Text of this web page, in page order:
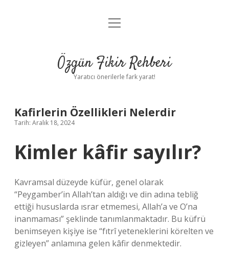
Gizlilik Politikası
Yasal Uyarı
menüyü
Özgün Fikir Rehberi
Yaratıcı önerilerle fark yarat!
Kafirlerin Özellikleri Nelerdir
Tarih: Aralık 18, 2024
Kimler kâfir sayılır?
Kavramsal düzeyde küfür, genel olarak
“Peygamber’in Allah’tan aldığı ve din adına tebliğ
ettiği hususlarda ısrar etmemesi, Allah’a ve O’na
inanmaması” şeklinde tanımlanmaktadır. Bu küfrü
benimseyen kişiye ise “fıtrî yeteneklerini körelten ve
gizleyen” anlamına gelen kâfir denmektedir.